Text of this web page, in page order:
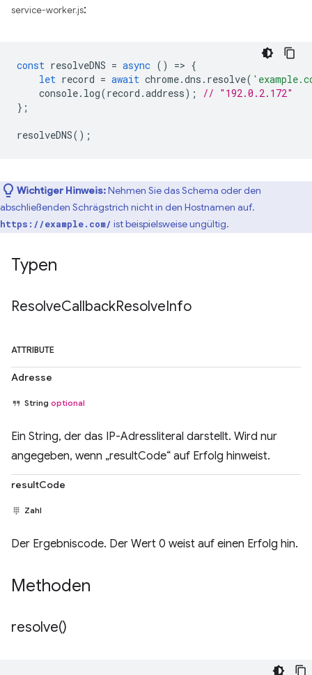
service-worker.js:
const resolveDNS = async () => {
let record = await chrome.dns . resolve(
console. log(record .address);
// "192.0.2.172"
};
resolveDNS();
Wichtiger Hinweis:Nehmen Sie das Schema oder den
abschließenden Schrägstrich nicht in den Hostnamen auf.
https://example.com/ ist beispielsweise ungültig.
Typen
ResolveCallbackResolveInfo
ATTRIBUTE
Adresse
String optional
Ein String, der das IP-Adressliteral darstellt. Wird nur
angegeben, wenn „resultCode“ auf Erfolg hinweist.
resultCode
Zahl
Der Ergebniscode. Der Wert 0 weist auf einen Erfolg hin.
Methoden
resolve()